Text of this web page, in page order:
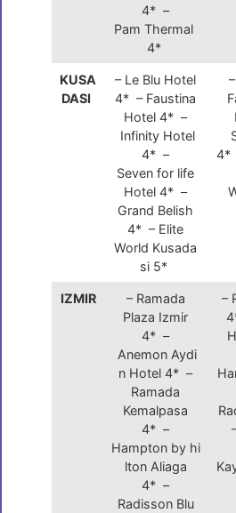
4* –
Pam Thermal
4*
KUSA
DASI
– Le Blu Hotel
4* – Faustina
Hotel 4* –
Infinity Hotel
4* –
Seven for life
Hotel 4* –
Grand Belish
4* – Elite
World Kusada
si 5*
4*
IZMIR
– Ramada
Plaza Izmir
4* –
Anemon Aydi
n Hotel 4* –
Ramada
Kemalpasa
4* –
Hampton by hi
lton Aliaga
4* –
Radisson Blu
–